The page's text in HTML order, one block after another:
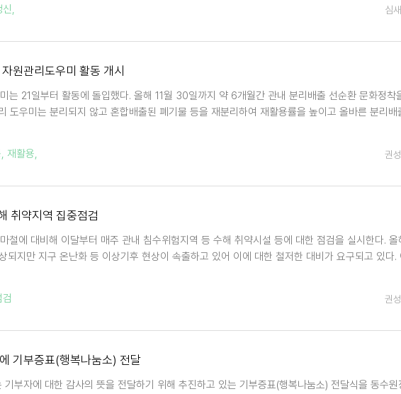
신, 심
원관리도우미 활동 개시
는 21일부터 활동에 돌입했다. 올해 11월 30일까지 약 6개월간 관내 분리배출 선순환 문화정착
도우미는 분리되지 않고 혼합배출된 폐기물 등을 재분리하여 재활용률을 높이고 올바른 분리배
, 재활용, 권
취약지역 집중점검
철에 대비해 이달부터 매주 관내 침수위험지역 등 수해 취약시설 등에 대한 점검을 실시한다.
되지만 지구 온난화 등 이상기후 현상이 속출하고 있어 이에 대한 철저한 대비가 요구되고 있다.
권
기부증표(행복나눔소) 전달
부자에 대한 감사의 뜻을 전달하기 위해 추진하고 있는 기부증표(행복나눔소) 전달식을 동수